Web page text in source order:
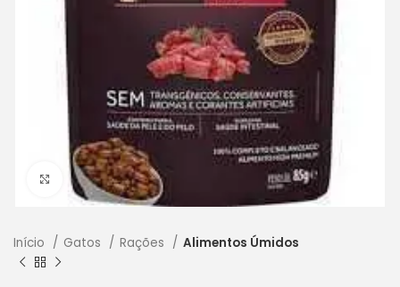
Clique para ampliar
Início Gatos Rações Alimentos Úmidos